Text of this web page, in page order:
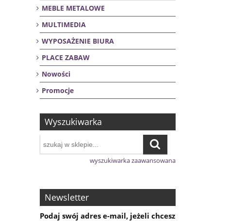
MEBLE METALOWE
MULTIMEDIA
WYPOSAŻENIE BIURA
PLACE ZABAW
Nowości
Promocje
Wyszukiwarka
wyszukiwarka zaawansowana
Newsletter
Podaj swój adres e-mail, jeżeli chcesz